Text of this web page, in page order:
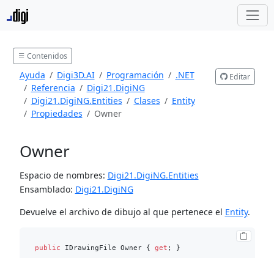
Contenidos
Ayuda Digi3D.AI Programación
.NET
Referencia
Digi21.DigiNG
Digi21.DigiNG.Entities
Clases
Entity
Propiedades
Owner
Editar
Owner
Espacio de nombres: Digi21.DigiNG.Entities
Ensamblado: Digi21.DigiNG
Devuelve el archivo de dibujo al que pertenece el Entity.
public IDrawingFile Owner { get